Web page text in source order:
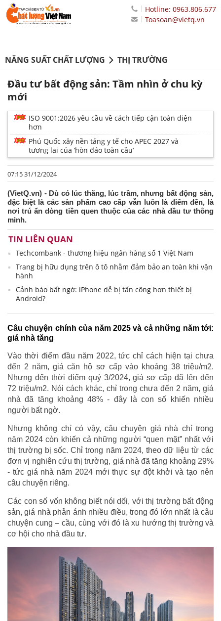
Hotline: 0963.806.677
Toasoan@vietq.vn
NĂNG SUẤT CHẤT LƯỢNG THỊ TRƯỜNG
Đầu tư bất động sản: Tầm nhìn ở chu kỳ
mới
ISO 9001:2026 yêu cầu về cách tiếp cận toàn diện
hơn
Phú Quốc xây nền tảng y tế cho APEC 2027 và
tương lai của ‘hòn đảo toàn cầu’
07:15 31/12/2024
(VietQ.vn) - Dù có lúc thăng, lúc trầm, nhưng bất động sản,
đặc biệt là các sản phẩm cao cấp vẫn luôn là điểm đến, là
nơi trú ẩn dòng tiền quen thuộc của các nhà đầu tư thông
minh.
TIN LIÊN QUAN
Techcombank - thương hiệu ngân hàng số 1 Việt Nam
Trang bị hữu dụng trên ô tô nhằm đảm bảo an toàn khi vận
hành
Cảnh báo bất ngờ: iPhone dễ bị tấn công hơn thiết bị
Android?
Câu chuyện chính của năm 2025 và cả những năm tới:
giá nhà tăng
Vào thời điểm đầu năm 2022, tức chỉ cách hiện tại chưa
đến 2 năm, giá căn hộ sơ cấp vào khoảng 38 triệu/m2.
Nhưng đến thời điểm quý 3/2024, giá sơ cấp đã lên đến
72 triệu/m2. Nói cách khác, chỉ trong chưa đến 2 năm, giá
nhà đã tăng khoảng 48% - đây là con số khiến nhiều
người bất ngờ.
Nhưng không chỉ có vậy, câu chuyện giá nhà chỉ trong
năm 2024 còn khiến cả những người “quen mặt” nhất với
thị trường bị sốc. Chỉ trong năm 2024, theo dữ liệu từ các
đơn vị nghiên cứu thị trường, giá nhà đã tăng khoảng 29%
- tức giá nhà năm 2024 mới thực sự đột khởi và tạo nên
câu chuyện riêng.
Các con số vốn không biết nói dối, với thị trường bất động
sản, giá nhà phản ánh nhiều điều, trong đó lớn nhất là câu
chuyện cung – cầu, cùng với đó là xu hướng thị trường và
cơ hội cho nhà đầu tư.